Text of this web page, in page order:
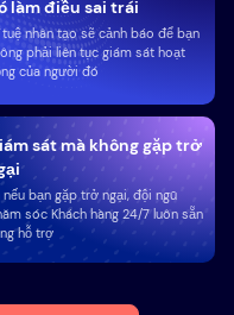
làm điều sai trái
tuệ nhân tạo sẽ cảnh báo để bạn
phải liên tục giám sát hoạt
của người đó
sát mà không gặp trở
nếu bạn gặp trở ngại, đội ngũ
sóc Khách hàng 24/7 luôn sẵn
hỗ trợ